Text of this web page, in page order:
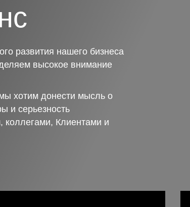
развития нашего бизнеса
высокое внимание
хотим донести мысль о
и серьезность
коллегами, Клиентами и